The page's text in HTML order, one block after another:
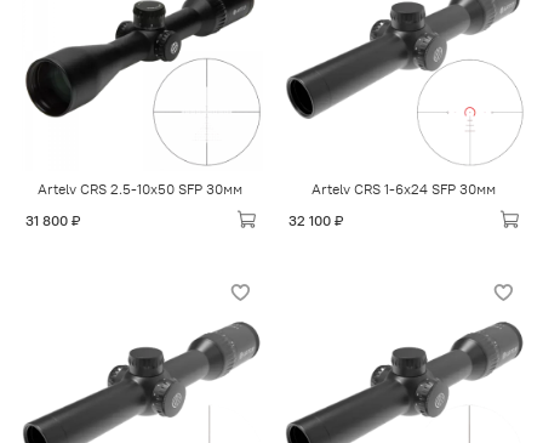
Artelv CRS 2.5-10x50 SFP 30мм
31 800 ₽
Artelv CRS 1-6x24 SFP 30мм
32 100 ₽